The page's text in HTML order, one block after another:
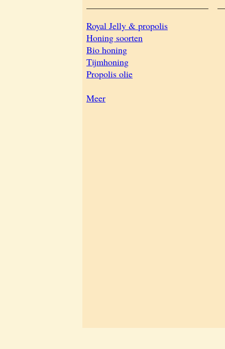
Royal Jelly & propolis
Honing soorten
Bio honing
Tijmhoning
Propolis olie
Meer